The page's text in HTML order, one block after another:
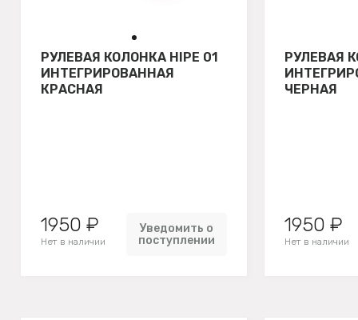
РУЛЕВАЯ КОЛОНКА HIPE 01
ИНТЕГРИРОВАННАЯ
КРАСНАЯ
1950 ₽
Нет в наличии
Уведомить о
поступлении
РУЛЕВАЯ
ЧЕРНАЯ
1950 ₽
Нет в наличии